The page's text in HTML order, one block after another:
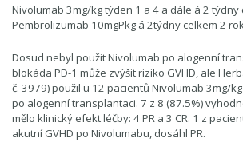
Nivolumab 3mg/kg týden 1 a 4 a dále á 2 týdny
Pembrolizumab 10mgPkg á 2týdny celkem 2
Dosud nebyl použit Nivolumab po alogenní
blokáda PD-1 může zvýšit riziko GVHD, ale
č. 3979) použil u 12 pacientů Nivolumab 3mg/
po alogenní transplantaci. 7 z 8 (87.5%)
mělo klinický efekt léčby: 4 PR a 3 CR. 1 z
akutní GVHD po Nivolumabu, dosáhl PR.